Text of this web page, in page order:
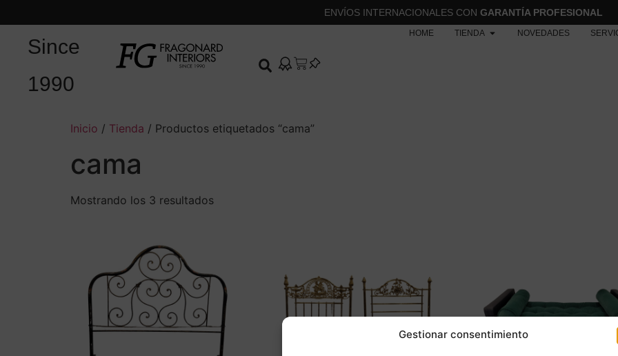
Gestionar consentimiento
ENVÍOS INTERNACIONALES CON GARANTÍA PROFESIONAL
Since
1990
HOME TIENDA NOVEDADES
Inicio / Tienda / Productos etiquetados “cama”
cama
Mostrando los 3 resultados